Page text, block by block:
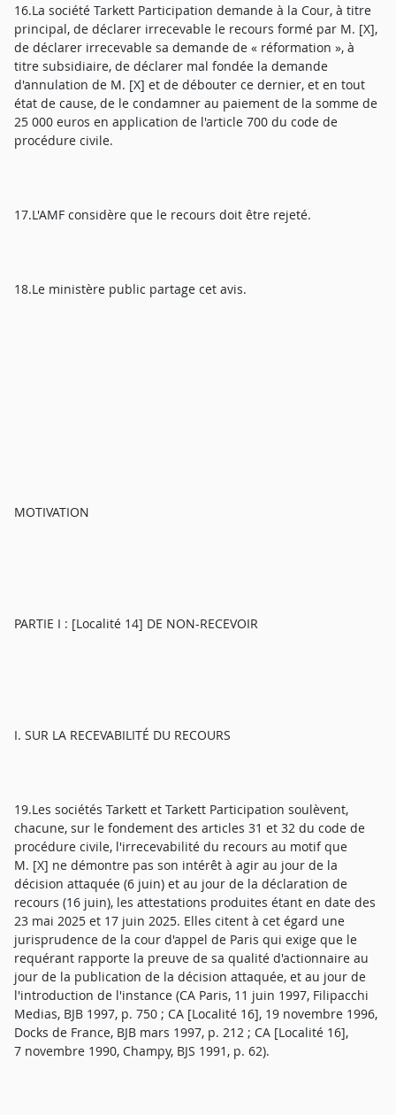
16.La société Tarkett Participation demande à la Cour, à titre
principal, de déclarer irrecevable le recours formé par M. [X],
de déclarer irrecevable sa demande de « réformation », à
titre subsidiaire, de déclarer mal fondée la demande
d'annulation de M. [X] et de débouter ce dernier, et en tout
état de cause, de le condamner au paiement de la somme de
25 000 euros en application de l'article 700 du code de
procédure civile.
17.L'AMF considère que le recours doit être rejeté.
18.Le ministère public partage cet avis.
MOTIVATION
PARTIE I : [Localité 14] DE NON-RECEVOIR
I. SUR LA RECEVABILITÉ DU RECOURS
19.Les sociétés Tarkett et Tarkett Participation soulèvent,
chacune, sur le fondement des articles 31 et 32 du code de
procédure civile, l'irrecevabilité du recours au motif que
M. [X] ne démontre pas son intérêt à agir au jour de la
décision attaquée (6 juin) et au jour de la déclaration de
recours (16 juin), les attestations produites étant en date des
23 mai 2025 et 17 juin 2025. Elles citent à cet égard une
jurisprudence de la cour d'appel de Paris qui exige que le
requérant rapporte la preuve de sa qualité d'actionnaire au
jour de la publication de la décision attaquée, et au jour de
l'introduction de l'instance (CA Paris, 11 juin 1997, Filipacchi
Medias, BJB 1997, p. 750 ; CA [Localité 16], 19 novembre 1996,
Docks de France, BJB mars 1997, p. 212 ; CA [Localité 16],
7 novembre 1990, Champy, BJS 1991, p. 62).